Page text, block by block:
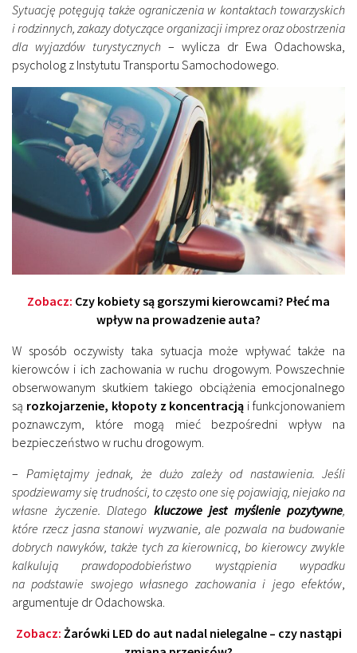
Sytuację potęgują także ograniczenia w kontaktach towarzyskich
i rodzinnych, zakazy dotyczące organizacji imprez oraz obostrzenia
dla wyjazdów turystycznych – wylicza dr Ewa Odachowska,
psycholog z Instytutu Transportu Samochodowego.
Zobacz: Czy kobiety są gorszymi kierowcami? Płeć ma
wpływ na prowadzenie auta?
W sposób oczywisty taka sytuacja może wpływać także na
kierowców i ich zachowania w ruchu drogowym. Powszechnie
obserwowanym skutkiem takiego obciążenia emocjonalnego
są rozkojarzenie, kłopoty z koncentracją i funkcjonowaniem
poznawczym, które mogą mieć bezpośredni wpływ na
bezpieczeństwo w ruchu drogowym.
– Pamiętajmy jednak, że dużo zależy od nastawienia. Jeśli
spodziewamy się trudności, to często one się pojawiają, niejako na
własne życzenie. Dlatego kluczowe jest myślenie pozytywne,
które rzecz jasna stanowi wyzwanie, ale pozwala na budowanie
dobrych nawyków, także tych za kierownicą,bo kierowcy zwykle
kalkulują prawdopodobieństwo wystąpienia wypadku
na podstawie swojego własnego zachowania i jego efektów,
argumentuje dr Odachowska.
Zobacz: Żarówki LED do aut nadal nielegalne – czy nastąpi